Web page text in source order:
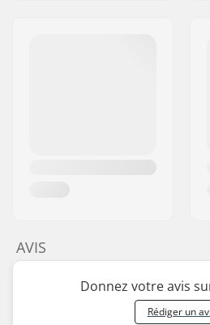
AVIS
Donnez votre avis
Rédiger un